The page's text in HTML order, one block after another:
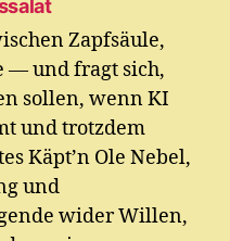
Zapfsäule,
— und fragt sich,
sollen, wenn KI
und trotzdem
Käpt’n Ole Nebel,
und
wider Willen,